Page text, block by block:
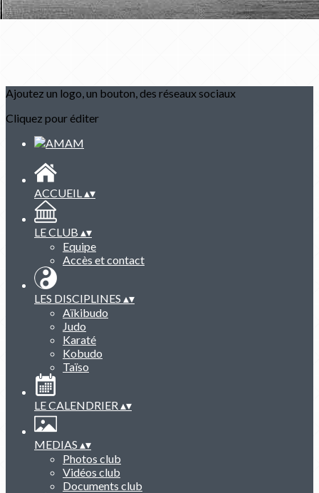
Ajoutez un logo, un bouton, des réseaux sociaux
Cliquez pour éditer
ACCUEIL▴▾
LE CLUB ▴▾
Equipe
Accès et contact
LES DISCIPLINES ▴▾
Aïkibudo
Judo
Karaté
Kobudo
Taïso
LE CALENDRIER▴▾
MEDIAS ▴▾
Photos club
Vidéos club
Documents club